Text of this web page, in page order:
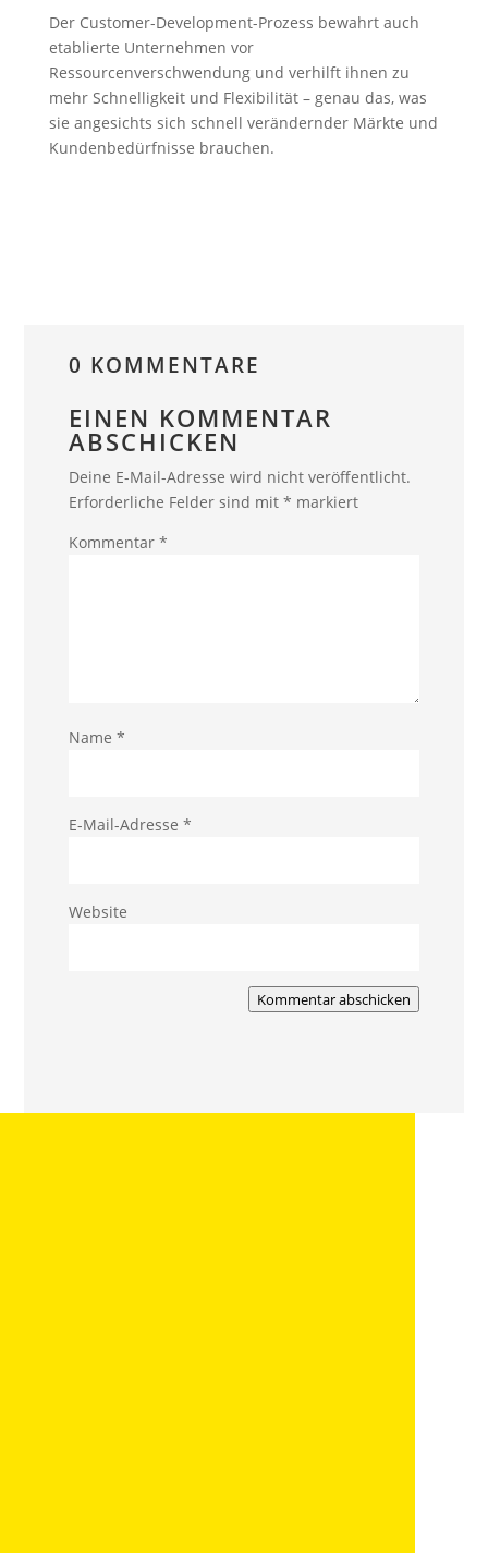
Der Customer-Development-Prozess bewahrt auch
etablierte Unternehmen vor
Ressourcenverschwendung und verhilft ihnen zu
mehr Schnelligkeit und Flexibilität – genau das, was
sie angesichts sich schnell verändernder Märkte und
Kundenbedürfnisse brauchen.
0 KOMMENTARE
EINEN KOMMENTAR
ABSCHICKEN
Deine E-Mail-Adresse wird nicht veröffentlicht.
Erforderliche Felder sind mit * markiert
Kommentar *
Name *
E-Mail-Adresse *
Website
Kommentar abschicken